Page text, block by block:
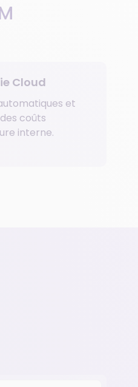
Cloud
et
coûts
interne.